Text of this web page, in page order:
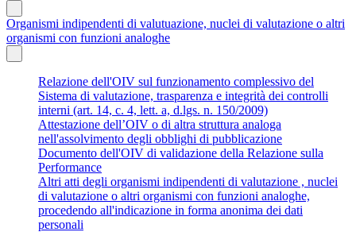
Organismi indipendenti di valutuazione, nuclei di valutazione o altri
organismi con funzioni analoghe
Relazione dell'OIV sul funzionamento complessivo del
Sistema di valutazione, trasparenza e integrità dei controlli
interni (art. 14, c. 4, lett. a, d.lgs. n. 150/2009)
Attestazione dell’OIV o di altra struttura analoga
nell'assolvimento degli obblighi di pubblicazione
Documento dell'OIV di validazione della Relazione sulla
Performance
Altri atti degli organismi indipendenti di valutazione , nuclei
di valutazione o altri organismi con funzioni analoghe,
procedendo all'indicazione in forma anonima dei dati
personali